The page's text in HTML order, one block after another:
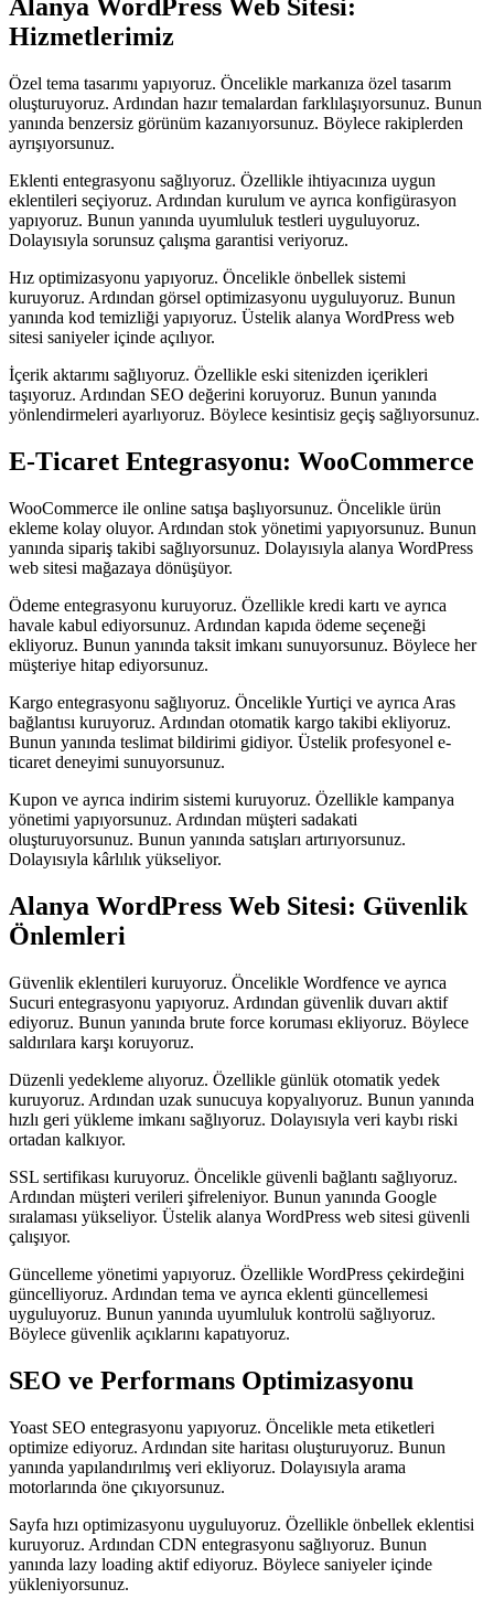
Alanya WordPress Web Sitesi:
Hizmetlerimiz
Özel tema tasarımı yapıyoruz. Öncelikle markanıza özel tasarım
oluşturuyoruz. Ardından hazır temalardan farklılaşıyorsunuz. Bunun
yanında benzersiz görünüm kazanıyorsunuz. Böylece rakiplerden
ayrışıyorsunuz.
Eklenti entegrasyonu sağlıyoruz. Özellikle ihtiyacınıza uygun
eklentileri seçiyoruz. Ardından kurulum ve ayrıca konfigürasyon
yapıyoruz. Bunun yanında uyumluluk testleri uyguluyoruz.
Dolayısıyla sorunsuz çalışma garantisi veriyoruz.
Hız optimizasyonu yapıyoruz. Öncelikle önbellek sistemi
kuruyoruz. Ardından görsel optimizasyonu uyguluyoruz. Bunun
yanında kod temizliği yapıyoruz. Üstelik alanya WordPress web
sitesi saniyeler içinde açılıyor.
İçerik aktarımı sağlıyoruz. Özellikle eski sitenizden içerikleri
taşıyoruz. Ardından SEO değerini koruyoruz. Bunun yanında
yönlendirmeleri ayarlıyoruz. Böylece kesintisiz geçiş sağlıyorsunuz.
E-Ticaret Entegrasyonu: WooCommerce
WooCommerce ile online satışa başlıyorsunuz. Öncelikle ürün
ekleme kolay oluyor. Ardından stok yönetimi yapıyorsunuz. Bunun
yanında sipariş takibi sağlıyorsunuz. Dolayısıyla alanya WordPress
web sitesi mağazaya dönüşüyor.
Ödeme entegrasyonu kuruyoruz. Özellikle kredi kartı ve ayrıca
havale kabul ediyorsunuz. Ardından kapıda ödeme seçeneği
ekliyoruz. Bunun yanında taksit imkanı sunuyorsunuz. Böylece her
müşteriye hitap ediyorsunuz.
Kargo entegrasyonu sağlıyoruz. Öncelikle Yurtiçi ve ayrıca Aras
bağlantısı kuruyoruz. Ardından otomatik kargo takibi ekliyoruz.
Bunun yanında teslimat bildirimi gidiyor. Üstelik profesyonel e-
ticaret deneyimi sunuyorsunuz.
Kupon ve ayrıca indirim sistemi kuruyoruz. Özellikle kampanya
yönetimi yapıyorsunuz. Ardından müşteri sadakati
oluşturuyorsunuz. Bunun yanında satışları artırıyorsunuz.
Dolayısıyla kârlılık yükseliyor.
Alanya WordPress Web Sitesi: Güvenlik
Önlemleri
Güvenlik eklentileri kuruyoruz. Öncelikle Wordfence ve ayrıca
Sucuri entegrasyonu yapıyoruz. Ardından güvenlik duvarı aktif
ediyoruz. Bunun yanında brute force koruması ekliyoruz. Böylece
saldırılara karşı koruyoruz.
Düzenli yedekleme alıyoruz. Özellikle günlük otomatik yedek
kuruyoruz. Ardından uzak sunucuya kopyalıyoruz. Bunun yanında
hızlı geri yükleme imkanı sağlıyoruz. Dolayısıyla veri kaybı riski
ortadan kalkıyor.
SSL sertifikası kuruyoruz. Öncelikle güvenli bağlantı sağlıyoruz.
Ardından müşteri verileri şifreleniyor. Bunun yanında Google
sıralaması yükseliyor. Üstelik alanya WordPress web sitesi güvenli
çalışıyor.
Güncelleme yönetimi yapıyoruz. Özellikle WordPress çekirdeğini
güncelliyoruz. Ardından tema ve ayrıca eklenti güncellemesi
uyguluyoruz. Bunun yanında uyumluluk kontrolü sağlıyoruz.
Böylece güvenlik açıklarını kapatıyoruz.
SEO ve Performans Optimizasyonu
Yoast SEO entegrasyonu yapıyoruz. Öncelikle meta etiketleri
optimize ediyoruz. Ardından site haritası oluşturuyoruz. Bunun
yanında yapılandırılmış veri ekliyoruz. Dolayısıyla arama
motorlarında öne çıkıyorsunuz.
Sayfa hızı optimizasyonu uyguluyoruz. Özellikle önbellek eklentisi
kuruyoruz. Ardından CDN entegrasyonu sağlıyoruz. Bunun
yanında lazy loading aktif ediyoruz. Böylece saniyeler içinde
yükleniyorsunuz.